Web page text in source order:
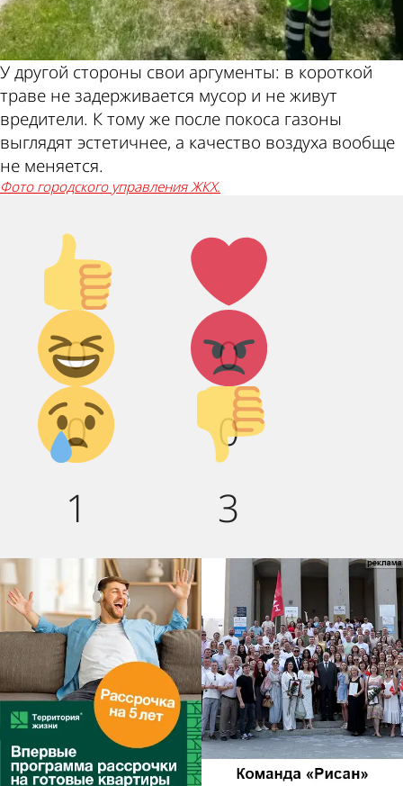
У другой стороны свои аргументы: в короткой
траве не задерживается мусор и не живут
вредители. К тому же после покоса газоны
выглядят эстетичнее, а качество воздуха вообще
не меняется.
Фото городского управления ЖКХ.
Палец
вверх!
0
Лайк!
0
Дикий
смех!
0
Агрессия!
0
Грусть :(
1
Палец
вниз!
3